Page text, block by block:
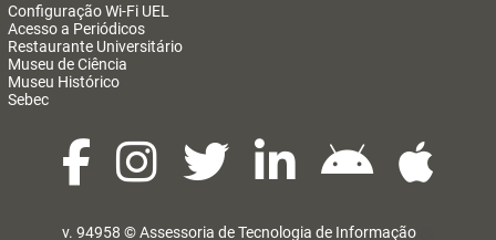
Configuração Wi-Fi UEL
Acesso a Periódicos
Restaurante Universitário
Museu de Ciência
Museu Histórico
Sebec
v. 94958 ©Assessoria de Tecnologia de Informação